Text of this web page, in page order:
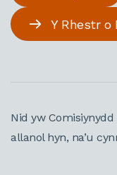
Y Rhestr o
Nid yw
allanol hyn, na’u